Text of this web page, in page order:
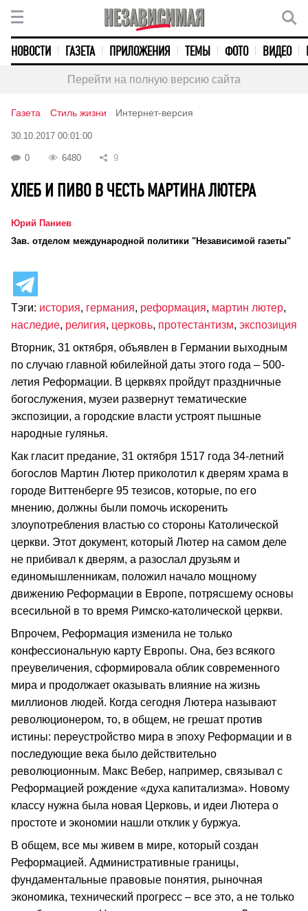
НОВОСТИ ГАЗЕТА ПРИЛОЖЕНИЯ ТЕМЫ ФОТО ВИДЕО
Перейти на полную версию сайта
Газета Стиль жизни Интернет-версия
30.10.2017 00:01:00
0 6480 9
ХЛЕБ И ПИВО В ЧЕСТЬ МАРТИНА ЛЮТЕРА
Юрий Паниев
Зав. отделом международной политики "Независимой газеты"
Тэги: история, германия, реформация, мартин лютер,
наследие, религия, церковь, протестантизм, экспозиция
Вторник, 31 октября, объявлен в Германии выходным
по случаю главной юбилейной даты этого года – 500-
летия Реформации. В церквях пройдут праздничные
богослужения, музеи развернут тематические
экспозиции, а городские власти устроят пышные
народные гулянья.
Как гласит предание, 31 октября 1517 года 34-летний
богослов Мартин Лютер приколотил к дверям храма в
городе Виттенберге 95 тезисов, которые, по его
мнению, должны были помочь искоренить
злоупотребления властью со стороны Католической
церкви. Этот документ, который Лютер на самом деле
не прибивал к дверям, а разослал друзьям и
единомышленникам, положил начало мощному
движению Реформации в Европе, потрясшему основы
всесильной в то время Римско-католической церкви.
Впрочем, Реформация изменила не только
конфессиональную карту Европы. Она, без всякого
преувеличения, сформировала облик современного
мира и продолжает оказывать влияние на жизнь
миллионов людей. Когда сегодня Лютера называют
революционером, то, в общем, не грешат против
истины: переустройство мира в эпоху Реформации и в
последующие века было действительно
революционным. Макс Вебер, например, связывал с
Реформацией рождение «духа капитализма». Новому
классу нужна была новая Церковь, и идеи Лютера о
простоте и экономии нашли отклик у буржуа.
В общем, все мы живем в мире, который создан
Реформацией. Административные границы,
фундаментальные правовые понятия, рыночная
экономика, технический прогресс – все это, а не только